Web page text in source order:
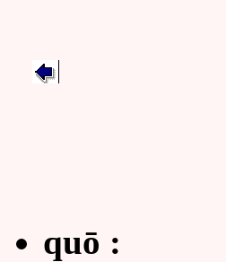
quō :